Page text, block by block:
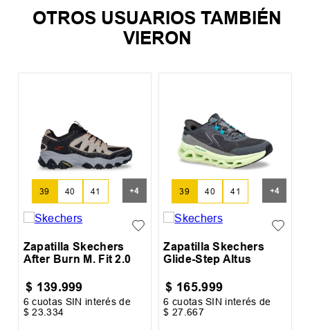
OTROS USUARIOS TAMBIÉN
VIERON
39 40 41 +4
Zapatilla Skechers
After Burn M. Fit 2.0
$ 139.999
6 cuotas SIN interés de
$ 23.334
39 40 41 +4
Zapatilla Skechers
Glide-Step Altus
$ 165.999
6 cuotas SIN interés de
$ 27 667